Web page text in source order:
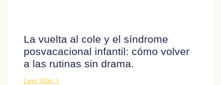
La vuelta al cole y el síndrome
posvacacional infantil: cómo volver
a las rutinas sin drama.
Leer Más >